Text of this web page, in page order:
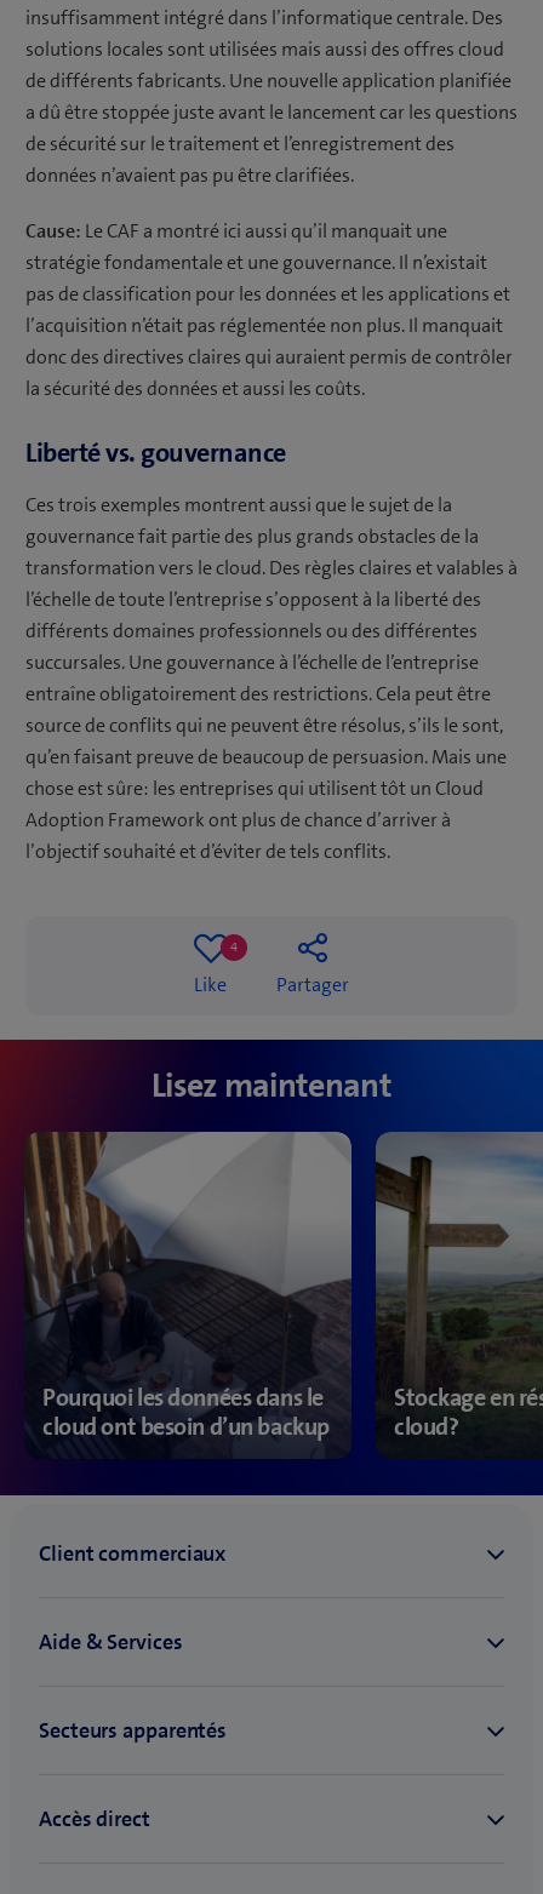
insuffisamment intégré dans l’informatique centrale. Des
solutions locales sont utilisées mais aussi des offres cloud
de différents fabricants. Une nouvelle application planifiée
a dû être stoppée juste avant le lancement car les questions
de sécurité sur le traitement et l’enregistrement des
données n’avaient pas pu être clarifiées.
Cause: Le CAF a montré ici aussi qu’il manquait une
stratégie fondamentale et une gouvernance. Il n’existait
pas de classification pour les données et les applications et
l’acquisition n’était pas réglementée non plus. Il manquait
donc des directives claires qui auraient permis de contrôler
la sécurité des données et aussi les coûts.
Liberté vs. gouvernance
Ces trois exemples montrent aussi que le sujet de la
gouvernance fait partie des plus grands obstacles de la
transformation vers le cloud. Des règles claires et valables à
l’échelle de toute l’entreprise s’opposent à la liberté des
différents domaines professionnels ou des différentes
succursales. Une gouvernance à l’échelle de l’entreprise
entraîne obligatoirement des restrictions. Cela peut être
source de conflits qui ne peuvent être résolus, s’ils le sont,
qu’en faisant preuve de beaucoup de persuasion. Mais une
chose est sûre: les entreprises qui utilisent tôt un Cloud
Adoption Framework ont plus de chance d’arriver à
l’objectif souhaité et d’éviter de tels conflits.
Like
4
4
Partager
Lisez maintenant
Pourquoi les données dans le
cloud ont besoin d’un backup
Stockage en
cloud?